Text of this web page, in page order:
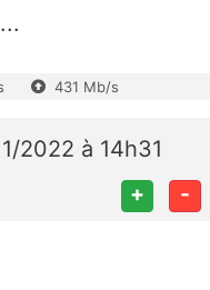
431 Mb/s
2022 à 14h31
+ -